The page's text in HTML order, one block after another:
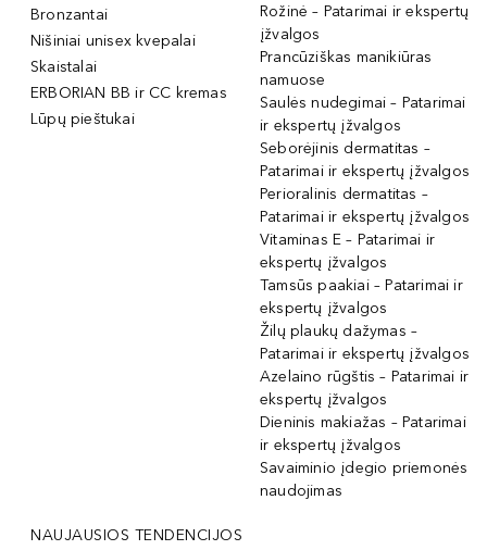
Bronzantai
Nišiniai unisex kvepalai
Skaistalai
ERBORIAN BB ir CC kremas
Lūpų pieštukai
Rožinė – Patarimai ir ekspertų
įžvalgos
Prancūziškas manikiūras
namuose
Saulės nudegimai – Patarimai
ir ekspertų įžvalgos
Seborėjinis dermatitas –
Patarimai ir ekspertų įžvalgos
Perioralinis dermatitas –
Patarimai ir ekspertų įžvalgos
Vitaminas E – Patarimai ir
ekspertų įžvalgos
Tamsūs paakiai – Patarimai ir
ekspertų įžvalgos
Žilų plaukų dažymas –
Patarimai ir ekspertų įžvalgos
Azelaino rūgštis – Patarimai ir
ekspertų įžvalgos
Dieninis makiažas – Patarimai
ir ekspertų įžvalgos
Savaiminio įdegio priemonės
naudojimas
NAUJAUSIOS TENDENCIJOS